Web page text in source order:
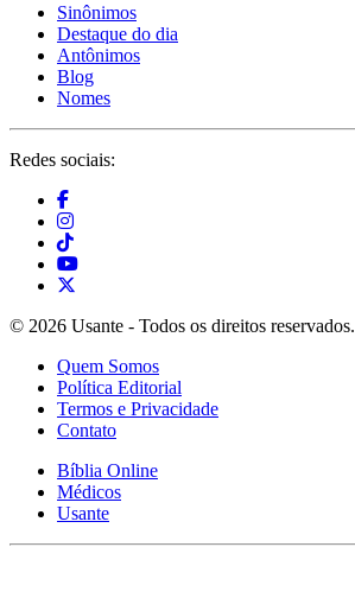
Sinônimos
Destaque do dia
Antônimos
Blog
Nomes
Redes sociais:
© 2026 Usante - Todos os direitos reservados.
Quem Somos
Política Editorial
Termos e Privacidade
Contato
Bíblia Online
Médicos
Usante